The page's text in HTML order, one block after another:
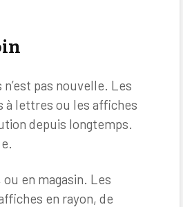
pas nouvelle. Les
à lettres ou les affiches
depuis longtemps.
en magasin. Les
en rayon, de